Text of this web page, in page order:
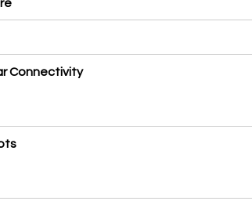
Connectivity